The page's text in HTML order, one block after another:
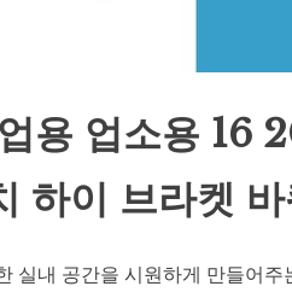
용 업소용 16
하이 브라켓
실내 공간을 시원하게 만들어